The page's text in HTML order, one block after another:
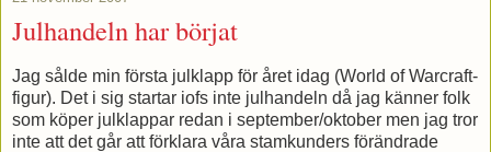
Julhandeln har börjat
Jag sålde min första julklapp för året idag (World of Warcraft-
figur). Det i sig startar iofs inte julhandeln då jag känner folk
som köper julklappar redan i september/oktober men jag tror
inte att det går att förklara våra stamkunders förändrade